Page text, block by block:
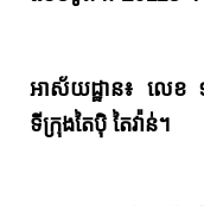
អាស័យដ្ឋាន៖ លេខ
ទីក្រុងតៃប៉ិ តៃវ៉ាន់។